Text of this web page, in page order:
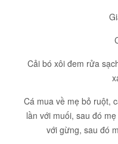
Cải bó xôi đem rửa
Cá mua về mẹ bỏ ruột,
lần với muối, sau đó
với gừng, sau đó